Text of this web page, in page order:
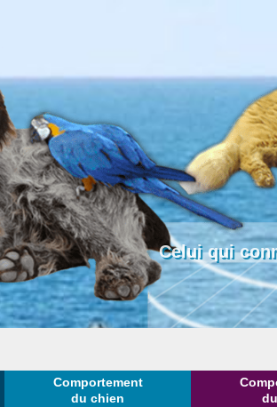
Celui qui
Comportement
du chien